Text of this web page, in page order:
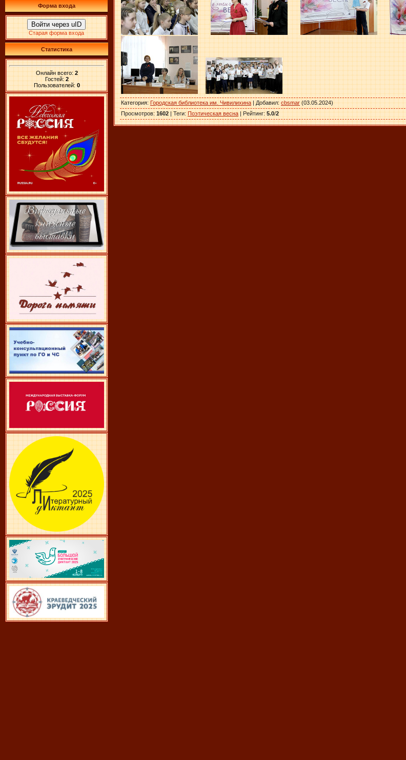
Форма входа
Войти через uID
Старая форма входа
Статистика
Онлайн всего: 2
Гостей: 2
Пользователей: 0
Категория: Городская библиотека им. Чивилихина | Добавил: cbsmar (03.05.2024)
Просмотров: 1602 | Теги: Поэтическая весна | Рейтинг: 5.0/2